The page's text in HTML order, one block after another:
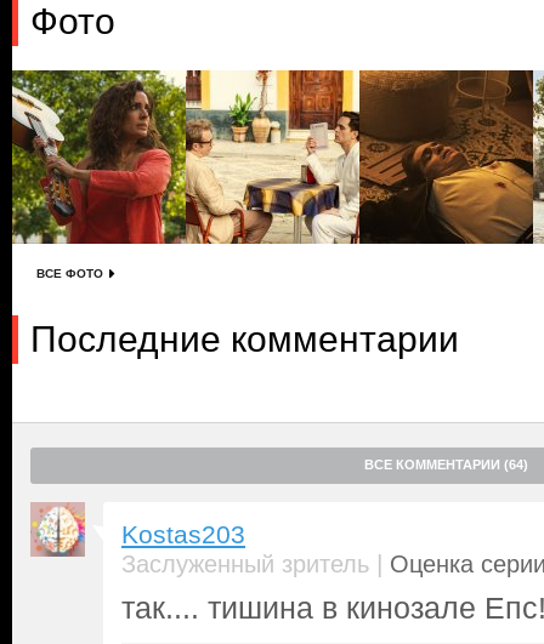
Фото
ВСЕ ФОТО
Последние комментарии
ВСЕ КОММЕНТАРИИ (64)
Kostas203
Заслуженный зритель | Оценка
так.... тишина в кинозале